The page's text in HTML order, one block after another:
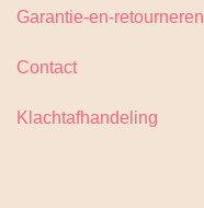
kan
de
Garantie-en-retourneren
Contact
Klachtafhandeling